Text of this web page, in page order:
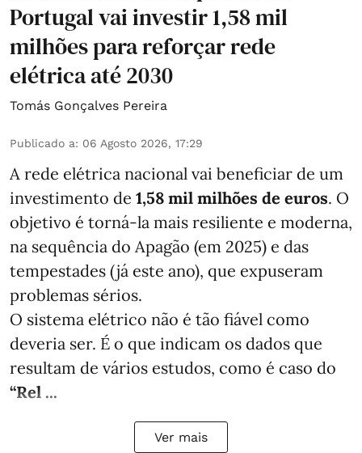
Portugal vai investir 1,58 mil
milhões para reforçar rede
elétrica até 2030
Tomás Gonçalves Pereira
Publicado a: 06 Agosto 2026, 17:29
A rede elétrica nacional vai beneficiar de um
investimento de 1,58 mil milhões de euros. O
objetivo é torná-la mais resiliente e moderna,
na sequência do Apagão (em 2025) e das
tempestades (já este ano), que expuseram
problemas sérios.
O sistema elétrico não é tão fiável como
deveria ser. É o que indicam os dados que
resultam de vários estudos, como é caso do
“Rel ...
Ver mais